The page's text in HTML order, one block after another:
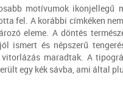
motívumok ikonjellegű
fel. A korábbi címkéken
eleme. A döntés
ismert és népszerű
maradtak. A
egy kék sávba, ami által